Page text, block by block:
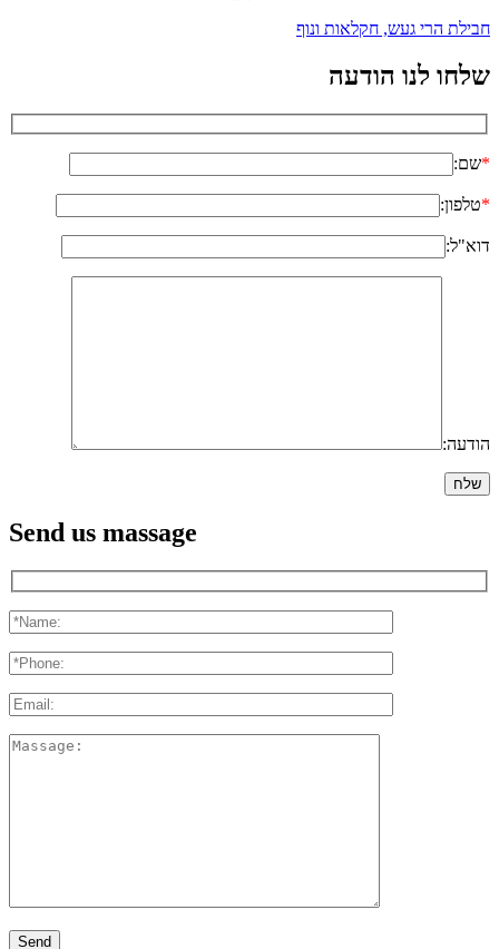
ניווט
חבילת הרי געש, חקלאות ונוף
שלחו לנו הודעה
*שם:
*טלפון:
דוא"ל:
הודעה:
Send us massage